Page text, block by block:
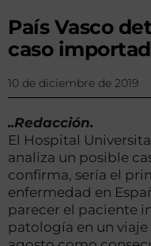
País Vasco
caso
10 de diciembre de 2019
..Redacción.
El Hospital
analiza un posible
confirma, sería el
enfermedad en
parecer el paciente
patología en un